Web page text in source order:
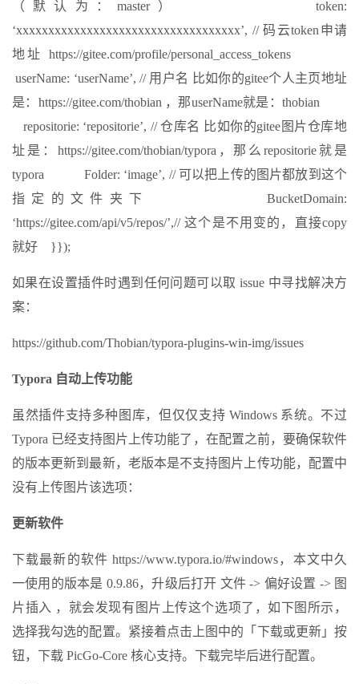
（默认为：master） token:
‘xxxxxxxxxxxxxxxxxxxxxxxxxxxxxxxxxxx’, // 码云token申请
地址 https://gitee.com/profile/personal_access_tokens
userName: ‘userName’, // 用户名 比如你的gitee个人主页地址
是：https://gitee.com/thobian ，那userName就是：thobian
repositorie: ‘repositorie’, // 仓库名 比如你的gitee图片仓库地
址是：https://gitee.com/thobian/typora，那么repositorie就是
typora Folder: ‘image’, // 可以把上传的图片都放到这个
指定的文件夹下 BucketDomain:
‘https://gitee.com/api/v5/repos/’,// 这个是不用变的，直接copy
就好 }});
如果在设置插件时遇到任何问题可以取 issue 中寻找解决方
案：
https://github.com/Thobian/typora-plugins-win-img/issues
Typora 自动上传功能
虽然插件支持多种图库，但仅仅支持 Windows 系统。不过
Typora 已经支持图片上传功能了，在配置之前，要确保软件
的版本更新到最新，老版本是不支持图片上传功能，配置中
没有上传图片该选项：
更新软件
下载最新的软件 https://www.typora.io/#windows，本文中久
一使用的版本是 0.9.86，升级后打开 文件 -> 偏好设置 -> 图
片插入 ，就会发现有图片上传这个选项了，如下图所示，
选择我勾选的配置。紧接着点击上图中的「下载或更新」按
钮，下载 PicGo-Core 核心支持。下载完毕后进行配置。